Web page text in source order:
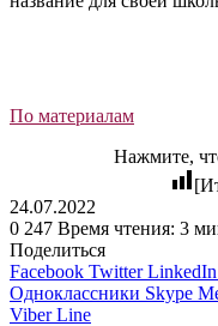
По материалам
Нажмите,
24.07.2022
0 247 Время чтения: 3
Поделиться
Facebook Twitter LinkedIn
Одноклассники Skype
Viber Line